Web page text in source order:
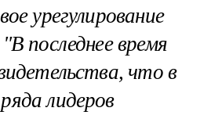
урегулирование
последнее время
что в
лидеров